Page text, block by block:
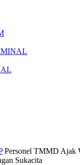
Personel TMMD Ajak
Sukacita